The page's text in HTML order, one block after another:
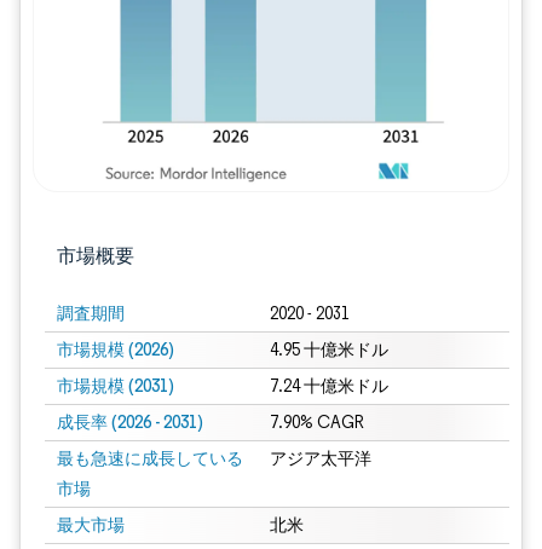
市場概要
調査期間 2020 - 2031
市場規模 (2026) 4.95 十億米ドル
市場規模 (2031) 7.24 十億米ドル
成長率 (2026 - 2031) 7.90% CAGR
最も急速に成長している
市場
アジア太平洋
最大市場 北米